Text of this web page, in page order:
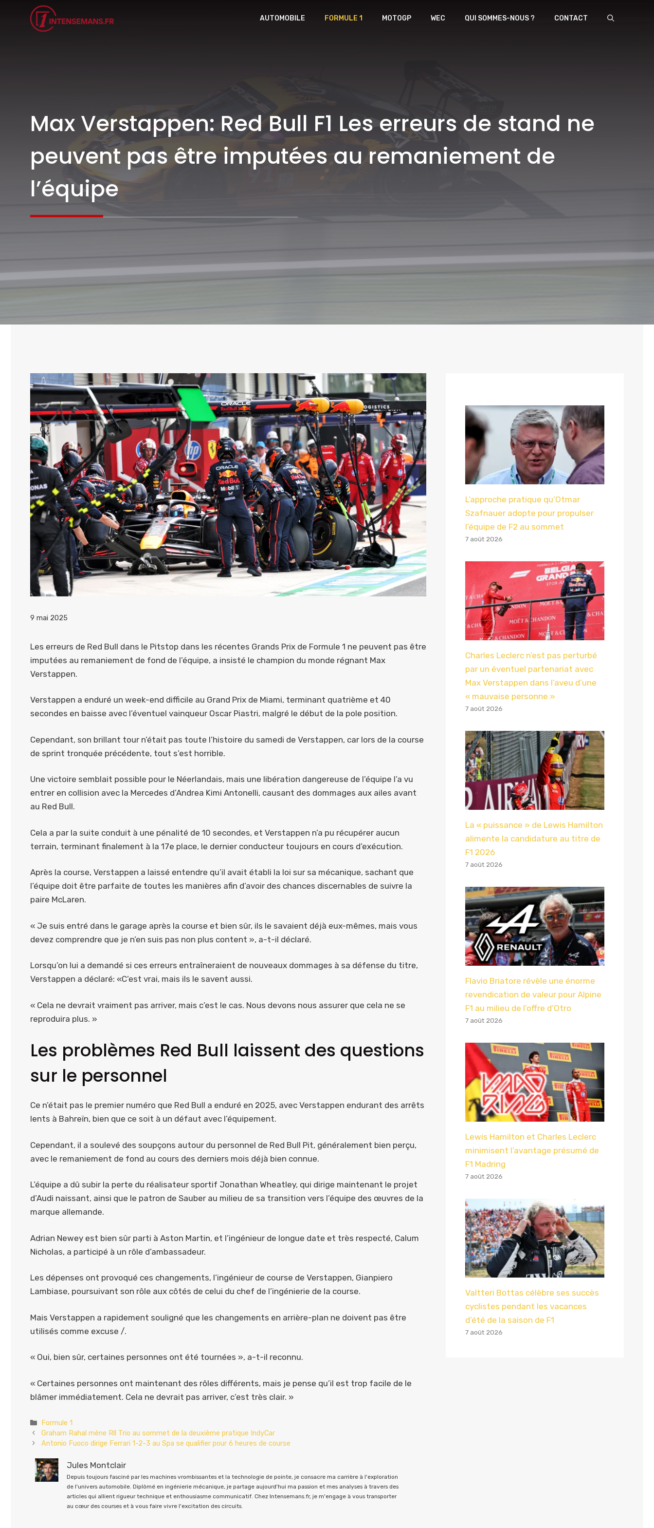
AUTOMOBILE FORMULE 1 MOTOGP WEC QUI SOMMES-NOUS ? CONTACT
Max Verstappen: Red Bull F1 Les erreurs de stand ne
peuvent pas être imputées au remaniement de
l’équipe
9 mai 2025
Les erreurs de Red Bull dans le Pitstop dans les récentes Grands Prix de Formule 1 ne peuvent pas être
imputées au remaniement de fond de l’équipe, a insisté le champion du monde régnant Max
Verstappen.
Verstappen a enduré un week-end difficile au Grand Prix de Miami, terminant quatrième et 40
secondes en baisse avec l’éventuel vainqueur Oscar Piastri, malgré le début de la pole position.
Cependant, son brillant tour n’était pas toute l’histoire du samedi de Verstappen, car lors de la course
de sprint tronquée précédente, tout s’est horrible.
Une victoire semblait possible pour le Néerlandais, mais une libération dangereuse de l’équipe l’a vu
entrer en collision avec la Mercedes d’Andrea Kimi Antonelli, causant des dommages aux ailes avant
au Red Bull.
Cela a par la suite conduit à une pénalité de 10 secondes, et Verstappen n’a pu récupérer aucun
terrain, terminant finalement à la 17e place, le dernier conducteur toujours en cours d’exécution.
Après la course, Verstappen a laissé entendre qu’il avait établi la loi sur sa mécanique, sachant que
l’équipe doit être parfaite de toutes les manières afin d’avoir des chances discernables de suivre la
paire McLaren.
« Je suis entré dans le garage après la course et bien sûr, ils le savaient déjà eux-mêmes, mais vous
devez comprendre que je n’en suis pas non plus content », a-t-il déclaré.
Lorsqu’on lui a demandé si ces erreurs entraîneraient de nouveaux dommages à sa défense du titre,
Verstappen a déclaré: «C’est vrai, mais ils le savent aussi.
« Cela ne devrait vraiment pas arriver, mais c’est le cas. Nous devons nous assurer que cela ne se
reproduira plus. »
Les problèmes Red Bull laissent des questions
sur le personnel
Ce n’était pas le premier numéro que Red Bull a enduré en 2025, avec Verstappen endurant des arrêts
lents à Bahreïn, bien que ce soit à un défaut avec l’équipement.
Cependant, il a soulevé des soupçons autour du personnel de Red Bull Pit, généralement bien perçu,
avec le remaniement de fond au cours des derniers mois déjà bien connue.
L’équipe a dû subir la perte du réalisateur sportif Jonathan Wheatley, qui dirige maintenant le projet
d’Audi naissant, ainsi que le patron de Sauber au milieu de sa transition vers l’équipe des œuvres de la
marque allemande.
Adrian Newey est bien sûr parti à Aston Martin, et l’ingénieur de longue date et très respecté, Calum
Nicholas, a participé à un rôle d’ambassadeur.
Les dépenses ont provoqué ces changements, l’ingénieur de course de Verstappen, Gianpiero
Lambiase, poursuivant son rôle aux côtés de celui du chef de l’ingénierie de la course.
Mais Verstappen a rapidement souligné que les changements en arrière-plan ne doivent pas être
utilisés comme excuse /.
« Oui, bien sûr, certaines personnes ont été tournées », a-t-il reconnu.
« Certaines personnes ont maintenant des rôles différents, mais je pense qu’il est trop facile de le
blâmer immédiatement. Cela ne devrait pas arriver, c’est très clair. »
Catégories
Formule 1
Graham Rahal mène Rll Trio au sommet de la deuxième pratique IndyCar
Antonio Fuoco dirige Ferrari 1-2-3 au Spa se qualifier pour 6 heures de course
Jules Montclair
Depuis toujours fasciné par les machines vrombissantes et la technologie de pointe, je consacre ma carrière à l'exploration
de l'univers automobile. Diplômé en ingénierie mécanique, je partage aujourd'hui ma passion et mes analyses à travers des
articles qui allient rigueur technique et enthousiasme communicatif. Chez Intensemans.fr, je m'engage à vous transporter
au cœur des courses et à vous faire vivre l'excitation des circuits.
L’approche pratique qu’Otmar
Szafnauer adopte pour propulser
l’équipe de F2 au sommet
7 août 2026
Charles Leclerc n’est pas perturbé
par un éventuel partenariat avec
Max Verstappen dans l’aveu d’une
« mauvaise personne »
7 août 2026
La « puissance » de Lewis Hamilton
alimente la candidature au titre de
F1 2026
7 août 2026
Flavio Briatore révèle une énorme
revendication de valeur pour Alpine
F1 au milieu de l’offre d’Otro
7 août 2026
Lewis Hamilton et Charles Leclerc
minimisent l’avantage présumé de
F1 Madring
7 août 2026
Valtteri Bottas célèbre ses succès
cyclistes pendant les vacances
d’été de la saison de F1
7 août 2026